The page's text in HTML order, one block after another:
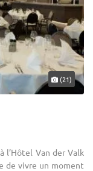
(21)
l’Hôtel Van der Valk
de vivre un moment